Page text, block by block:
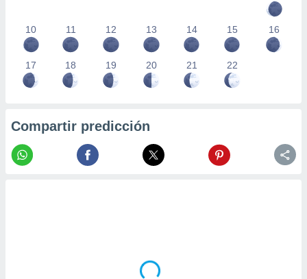
10 11 12 13 14 15 16
17 18 19 20 21 22
Compartir predicción